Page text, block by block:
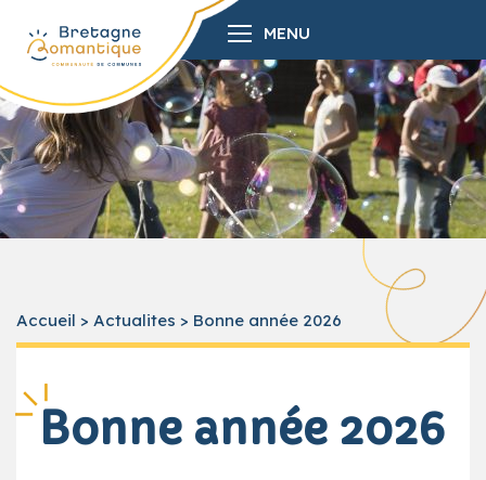
MENU
Accueil > Actualites > Bonne année 2026
Bonne année 2026